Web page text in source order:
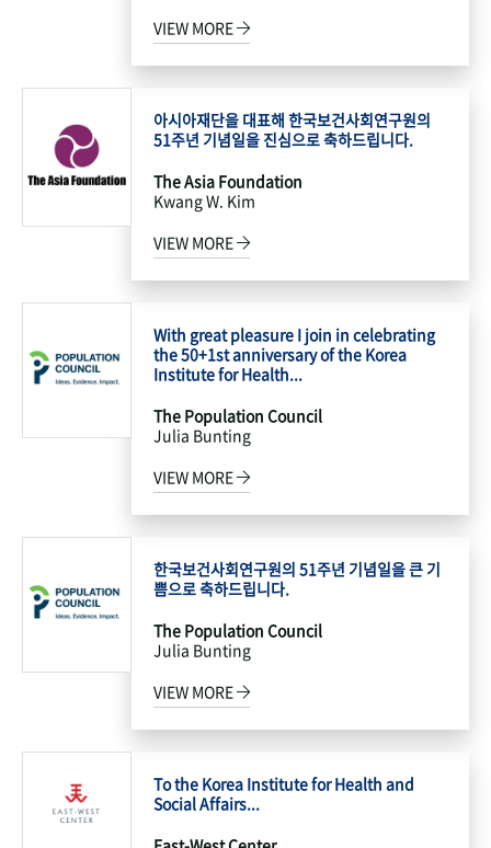
VIEW MORE
아시아재단을 대표해 한국보건사회연구원의
51주년 기념일을 진심으로 축하드립니다.
The Asia Foundation
Kwang W. Kim
VIEW MORE
With great pleasure I join in celebrating
the 50+1st anniversary of the Korea
Institute for Health...
The Population Council
Julia Bunting
VIEW MORE
한국보건사회연구원의 51주년 기념일을 큰 기
쁨으로 축하드립니다.
The Population Council
Julia Bunting
VIEW MORE
To the Korea Institute for Health and
Social Affairs...